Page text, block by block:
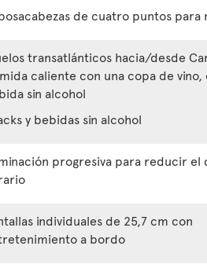
de cuatro puntos
transatlánticos hacia/desde
caliente con una copa de vino,
sin alcohol
y bebidas sin alcohol
progresiva para reducir el
individuales de 25,7 cm con
a bordo